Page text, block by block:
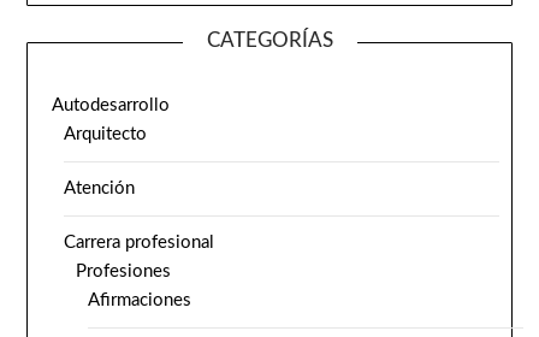
CATEGORÍAS
Autodesarrollo
Arquitecto
Atención
Carrera profesional
Profesiones
Afirmaciones